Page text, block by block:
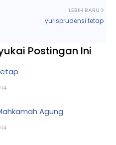
LEBIH BARU
yurisprudensi tetap
Postingan Ini
Agung